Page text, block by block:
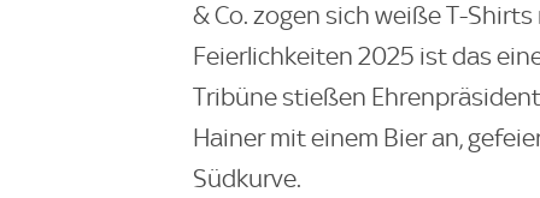
& Co. zogen sich weiße T-
Feierlichkeiten 2025 ist das
Tribüne stießen
Hainer mit einem Bier an,
Südkurve.